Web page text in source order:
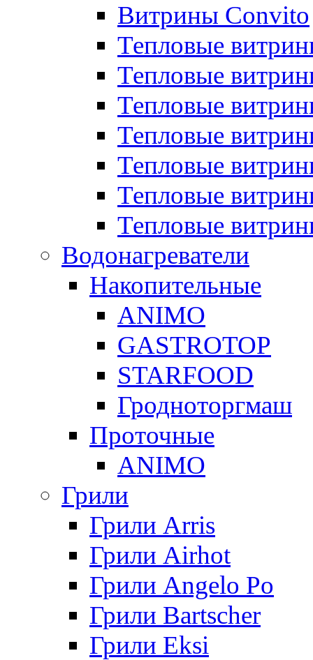
Витрины Convito
Тепловые
Тепловые
Тепловые
Тепловые
Тепловые
Тепловые
Тепловые
Водонагреватели
Накопительные
ANIMO
GASTROTOP
STARFOOD
Гродноторгмаш
Проточные
ANIMO
Грили
Грили Arris
Грили Airhot
Грили Angelo Po
Грили Bartscher
Грили Eksi